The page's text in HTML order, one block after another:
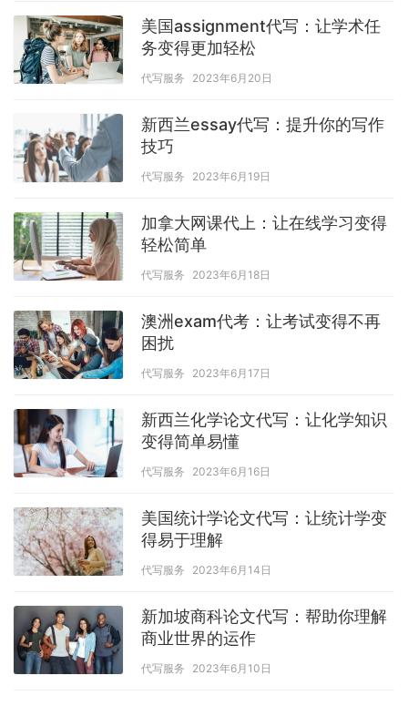
美国assignment代写：让学术任
务变得更加轻松
代写服务 2023年6月20日
新西兰essay代写：提升你的写作
技巧
代写服务 2023年6月19日
加拿大网课代上：让在线学习变得
轻松简单
代写服务 2023年6月18日
澳洲exam代考：让考试变得不再
困扰
代写服务 2023年6月17日
新西兰化学论文代写：让化学知识
变得简单易懂
代写服务 2023年6月16日
美国统计学论文代写：让统计学变
得易于理解
代写服务 2023年6月14日
新加坡商科论文代写：帮助你理解
商业世界的运作
代写服务 2023年6月10日